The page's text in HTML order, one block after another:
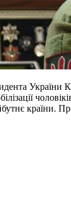
України
країни.